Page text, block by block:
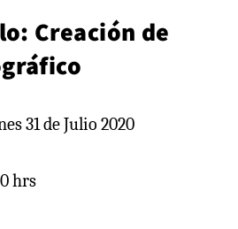
Creación de
31 de Julio 2020
hrs